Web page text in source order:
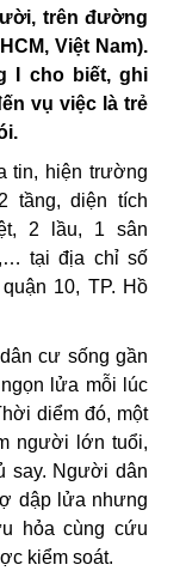
trên đường
Việt Nam).
I cho biết, ghi
vụ việc là trẻ
tin, hiện trường
tầng, diện tích
2 lầu, 1 sân
tại địa chỉ số
10, TP. Hồ
cư sống gần
lửa mỗi lúc
diểm đó, một
người lớn tuổi,
say. Người dân
dập lửa nhưng
hỏa cùng cứu
kiểm soát.